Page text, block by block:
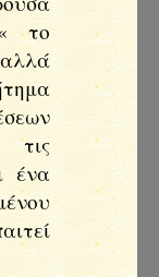
το
τις
ένα